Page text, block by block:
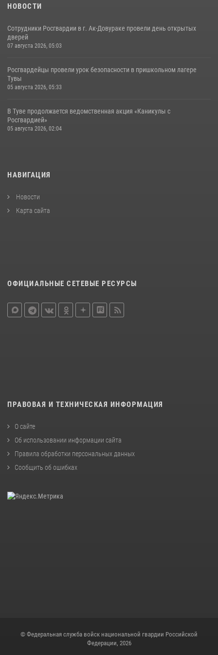
НОВОСТИ
Сотрудники Росгвардии в г. Ак-Довураке провели день открытых
дверей
07 августа 2026, 05:03
Росгвардейцы провели урок безопасности в пришкольном лагере
Тувы
05 августа 2026, 05:33
В Туве продолжается ведомственная акция «Каникулы с
Росгвардией»
05 августа 2026, 02:04
НАВИГАЦИЯ
Новости
Карта сайта
ОФИЦИАЛЬНЫЕ СЕТЕВЫЕ РЕСУРСЫ
ПРАВОВАЯ И ТЕХНИЧЕСКАЯ ИНФОРМАЦИЯ
О сайте
Об использовании информации сайта
Правила обработки персональных данных
Сообщить об ошибках
© Федеральная служба войск национальной гвардии Российской
Федерации, 2026